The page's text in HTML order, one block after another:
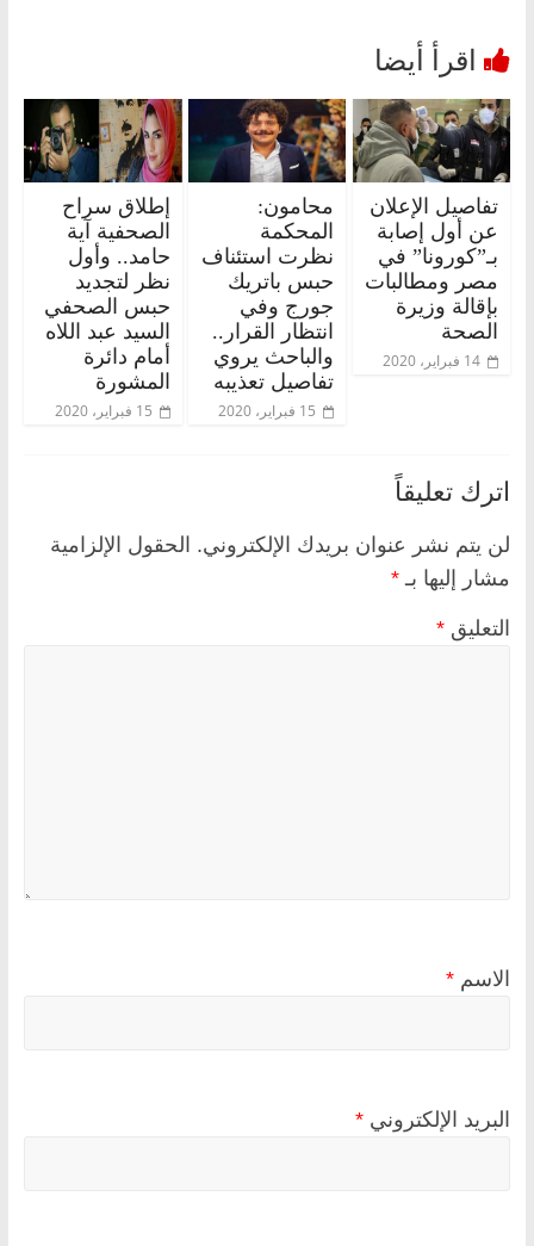
تفاصيل الإعلان
عن أول إصابة
بـ”كورونا” في
مصر ومطالبات
بإقالة وزيرة
الصحة
14 فبراير، 2020
محامون:
المحكمة
نظرت استئناف
حبس باتريك
جورج وفي
انتظار القرار..
والباحث يروي
تفاصيل تعذيبه
15 فبراير، 2020
إطلاق سراح
الصحفية آية
حامد.. وأول
نظر لتجديد
حبس الصحفي
السيد عبد اللاه
أمام دائرة
المشورة
15 فبراير، 2020
اترك تعليقاً
لن يتم نشر عنوان بريدك الإلكتروني. الحقول الإلزامية
مشار إليها بـ *
التعليق *
الاسم *
البريد الإلكتروني *